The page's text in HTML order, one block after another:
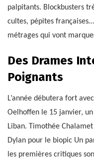
palpitants. Blockbusters
cultes, pépites
métrages qui vont
Des Drames
Poignants
L’année débutera fort
Oelhoffen le 15 janvier,
Liban. Timothée
Dylan pour le biopic Un
les premières critiques